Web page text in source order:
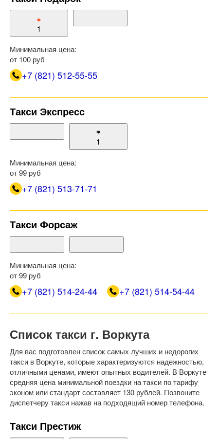
1
Минимальная цена:
от 100 руб
+7 (821) 512-55-55
Такси Экспресс
1
Минимальная цена:
от 99 руб
+7 (821) 513-71-71
Такси Форсаж
Минимальная цена:
от 99 руб
+7 (821) 514-24-44 +7 (821) 514-54-44
Список такси г. Воркута
Для вас подготовлен список самых лучших и недорогих
такси в Воркуте, которые характеризуются надежностью,
отличными ценами, имеют опытных водителей. В Воркуте
средняя цена минимальной поездки на такси по тарифу
эконом или стандарт составляет 130 рублей. Позвоните
диспетчеру такси нажав на подходящий номер телефона.
Такси Престиж